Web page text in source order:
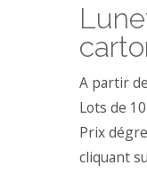
A partir
Lots de
Prix
cliquant